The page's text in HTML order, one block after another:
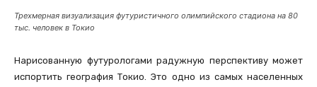
Трехмерная визуализация футуристичного олимпийского стадиона на 80
тыс. человек в Токио
Нарисованную футурологами радужную перспективу может
испортить география Токио. Это одно из самых населенных